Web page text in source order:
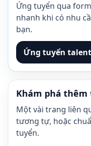
Ứng tuyển qua
nhanh khi có nhu
bạn.
Ứng tuyển
Khám phá
Một vài trang liên
tương tự, hoặc
tuyển.